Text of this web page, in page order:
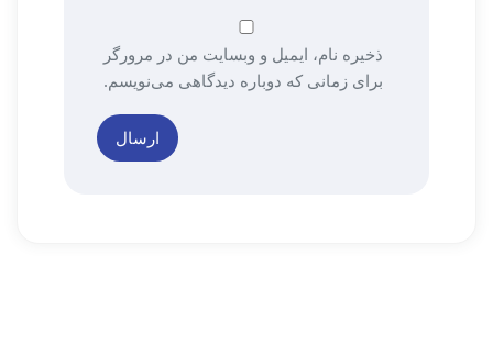
ذخیره نام، ایمیل و وبسایت من در مرورگر
برای زمانی که دوباره دیدگاهی می‌نویسم.